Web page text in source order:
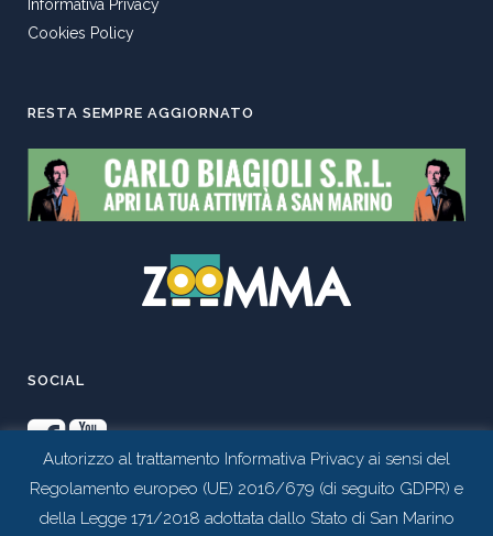
Informativa Privacy
Cookies Policy
RESTA SEMPRE AGGIORNATO
SOCIAL
Autorizzo al trattamento Informativa Privacy ai sensi del
Regolamento europeo (UE) 2016/679 (di seguito GDPR) e
della Legge 171/2018 adottata dallo Stato di San Marino